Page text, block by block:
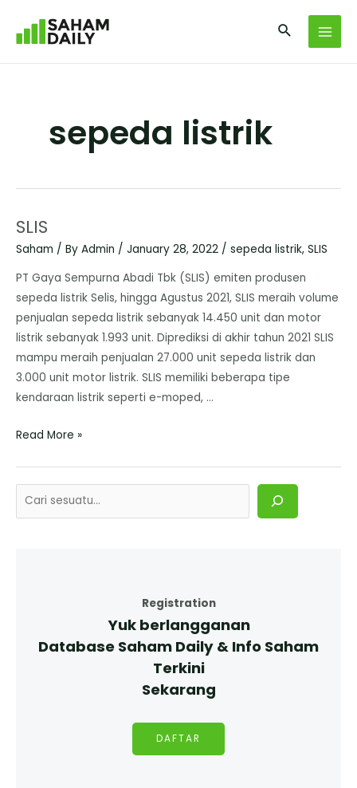
sepeda listrik
SLIS
Saham / By Admin / January 28, 2022 / sepeda listrik, SLIS
PT Gaya Sempurna Abadi Tbk (SLIS) emiten produsen
sepeda listrik Selis, hingga Agustus 2021, SLIS meraih volume
penjualan sepeda listrik sebanyak 14.450 unit dan motor
listrik sebanyak 1.993 unit. Diprediksi di akhir tahun 2021 SLIS
mampu meraih penjualan 27.000 unit sepeda listrik dan
3.000 unit motor listrik. SLIS memiliki beberapa tipe
kendaraan listrik seperti e-moped, …
Read More »
Registration
Yuk berlangganan
Database Saham Daily & Info Saham
Terkini
Sekarang
DAFTAR